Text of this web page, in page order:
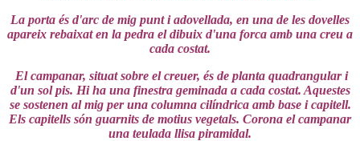
La porta és d'arc de mig punt i adovellada, en una de les dovelles
apareix rebaixat en la pedra el dibuix d'una forca amb una creu a
cada costat.
El campanar, situat sobre el creuer, és de planta quadrangular i
d'un sol pis. Hi ha una finestra geminada a cada costat. Aquestes
se sostenen al mig per una columna cilíndrica amb base i capitell.
Els capitells són guarnits de motius vegetals. Corona el campanar
una teulada llisa piramidal.